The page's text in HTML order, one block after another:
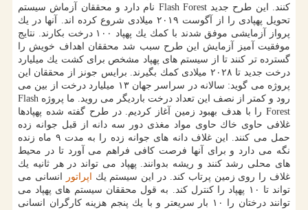
كنند. این طرح جدید Flash Forest نام دارد و محققان آزماش سیستم
تحویل پهپادی را از آگوست ۲۰۱۹ میلادی شروع كرده اند. آنها در یك
پرواز آزمایشی موفق شدند با كمك یك پهپاد ۱۰۰ درخت بكارند. نتایج
موفقیت آمیز آزمایش این طرح سبب شد محققان اهداف خویش را
گسترده تر كنند تا از سیستم های پهپاد مشخص برای كشت یك میلیارد
درخت جدید تا ۲۰۲۸ میلادی كمك بگیرند. برایس جونز از محققان این
پروژه می گوید: سالانه در سراسر جهان ۱۳ میلیارد درخت از بین می
رود و كمتر از نصف این تعداد درخت باردیگر می روید. ما پروژه Flash
Forest را با هدف بهبود زمین آغاز كردیم. در طرح گفته شده پهپادها
غلافی حاوی خاك حاوی مواد مغذی دور سه دانه از قبل جوانه زده
حمل می كنند. این غلاف دانه های جوانه زده را به مدت ۹ ماه زنده
نگه می دارد و برای آنها فرصت كافی فراهم می آورد تا در محیط
های محلی رشد كنند و ریشه بدوانند. پهپاد می تواند در هر ثانیه یك
غلاف را روی زمین پرتاب كند. در این سیستم یك
اپراتور
انسانی می
تواند تا ۱۰ پهپاد را كنترل كند. به قول محققان سیستم های پهپاد می
توانند درختان را ۱۰ بار سریعتر و با یك پنجم هزینه كارگران انسانی